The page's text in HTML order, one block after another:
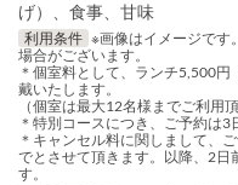
げ）、食事、甘味
利用条件 ※画像はイメージです
場合がございます。
＊個室料として、ランチ5,500
戴いたします。
（個室は最大12名様までご利用頂
＊特別コースにつき、ご予約は3
＊キャンセル料に関しまして、
でとさせて頂きます。以降、2日
す。